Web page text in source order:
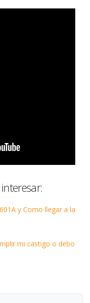
y Como llegar a la
mi castigo o debo